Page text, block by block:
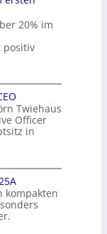
20% im
positiv
Twiehaus
Officer
in
kompakten